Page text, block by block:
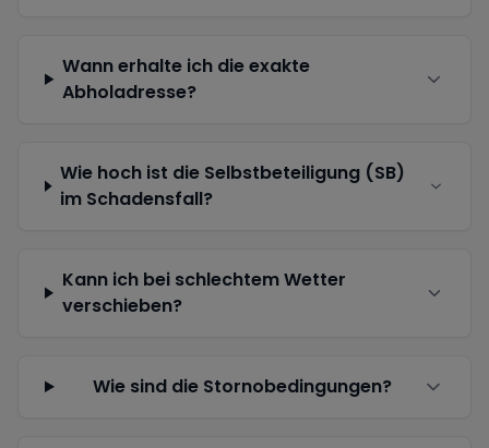
Wann erhalte ich die exakte
Abholadresse?
Wie hoch ist die Selbstbeteiligung (SB)
im Schadensfall?
Kann ich bei schlechtem Wetter
verschieben?
Wie sind die Stornobedingungen?